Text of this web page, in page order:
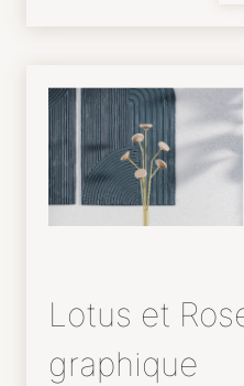
Lotus et
graphique